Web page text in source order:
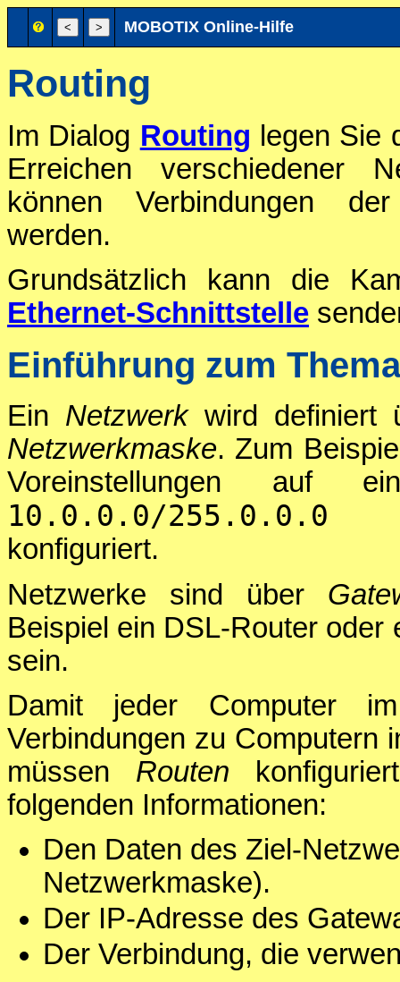
MOBOTIX Online-Hilfe
Routing
Im Dialog Routing legen Sie
Erreichen verschiedener
können Verbindungen
werden.
Grundsätzlich kann die
Ethernet-Schnittstelle
Einführung zum Thema
Ein Netzwerkwird definiert
Netzwerkmaske. Zum
Voreinstellungen auf
10.0.0.0/255.0.0.0
konfiguriert.
Netzwerke sind über
Beispiel ein DSL-Router
sein.
Damit jeder Computer
Verbindungen zu Computern
müssen Routen
folgenden Informationen:
Den Daten des Ziel-
Netzwerkmaske).
Der IP-Adresse des
Der Verbindung, die